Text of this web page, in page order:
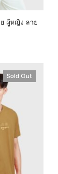
ผู้หญิง ลาย
Sold Out